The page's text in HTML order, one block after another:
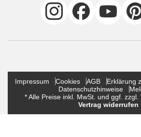
Impressum Cookies AGB
Erklärung
Datenschutzhinweise
* Alle Preise inkl. MwSt. und ggf. zzgl.
Vertrag widerrufen